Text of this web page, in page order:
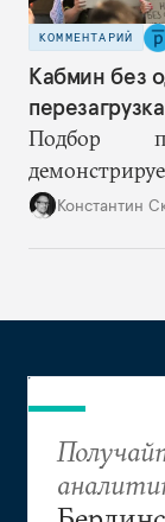
КОММЕНТАРИЙ
Кабмин без
Подбор
высшего
Константин